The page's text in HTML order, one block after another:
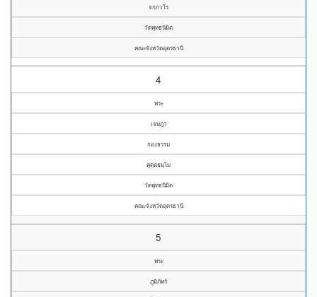
จกฺกวโร
วัดพุทธนิมิต
คณะจังหวัดอุดรธานี
4
พระ
เจษฎา
กองธรรม
คุตฺตธมฺโม
วัดพุทธนิมิต
คณะจังหวัดอุดรธานี
5
พระ
ภูมิภัทร์